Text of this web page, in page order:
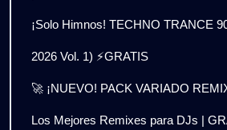
¡Solo Himnos! TECHNO TRANCE
2026 Vol. 1) ⚡GRATIS
🚀 ¡NUEVO! PACK VARIADO
Los Mejores Remixes para DJs |